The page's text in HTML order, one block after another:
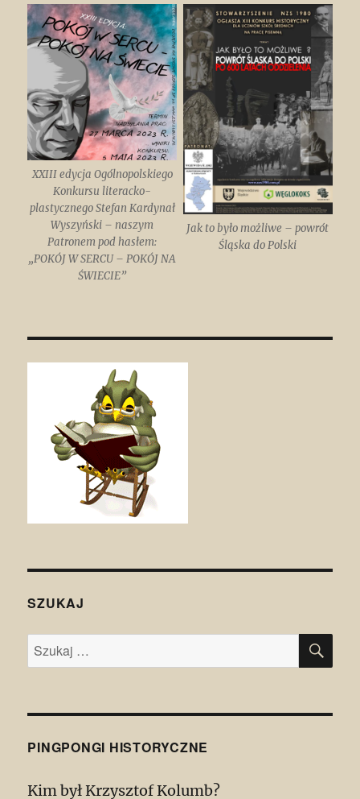
XXIII edycja Ogólnopolskiego
Konkursu literacko-
plastycznego Stefan Kardynał
Wyszyński – naszym
Patronem pod hasłem:
„POKÓJ W SERCU – POKÓJ NA
ŚWIECIE”
Jak to było możliwe – powrót
Śląska do Polski
SZUKAJ
Szukaj:
PINGPONGI HISTORYCZNE
Kim był Krzysztof Kolumb?